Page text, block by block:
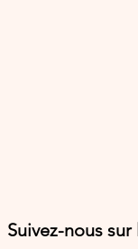
Suivez-nous